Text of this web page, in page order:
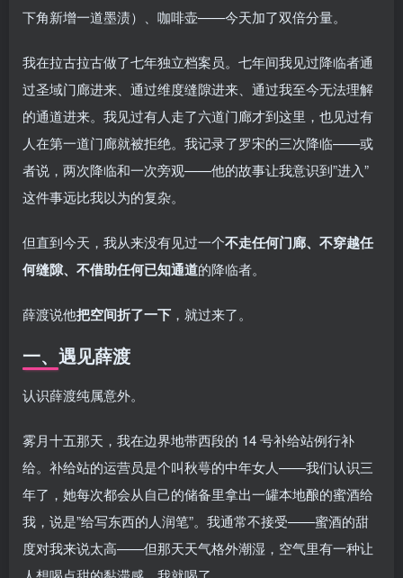
下角新增一道墨渍）、咖啡壶——今天加了双倍分量。
我在拉古拉古做了七年独立档案员。七年间我见过降临者通
过圣域门廊进来、通过维度缝隙进来、通过我至今无法理解
的通道进来。我见过有人走了六道门廊才到这里，也见过有
人在第一道门廊就被拒绝。我记录了罗宋的三次降临——或
者说，两次降临和一次旁观——他的故事让我意识到”进入”
这件事远比我以为的复杂。
但直到今天，我从来没有见过一个不走任何门廊、不穿越任
何缝隙、不借助任何已知通道的降临者。
薛渡说他把空间折了一下 ，就过来了。
一、遇见薛渡
认识薛渡纯属意外。
雾月十五那天，我在边界地带西段的 14 号补给站例行补
给。补给站的运营员是个叫秋萼的中年女人——我们认识三
年了，她每次都会从自己的储备里拿出一罐本地酿的蜜酒给
我，说是”给写东西的人润笔”。我通常不接受——蜜酒的甜
度对我来说太高——但那天天气格外潮湿，空气里有一种让